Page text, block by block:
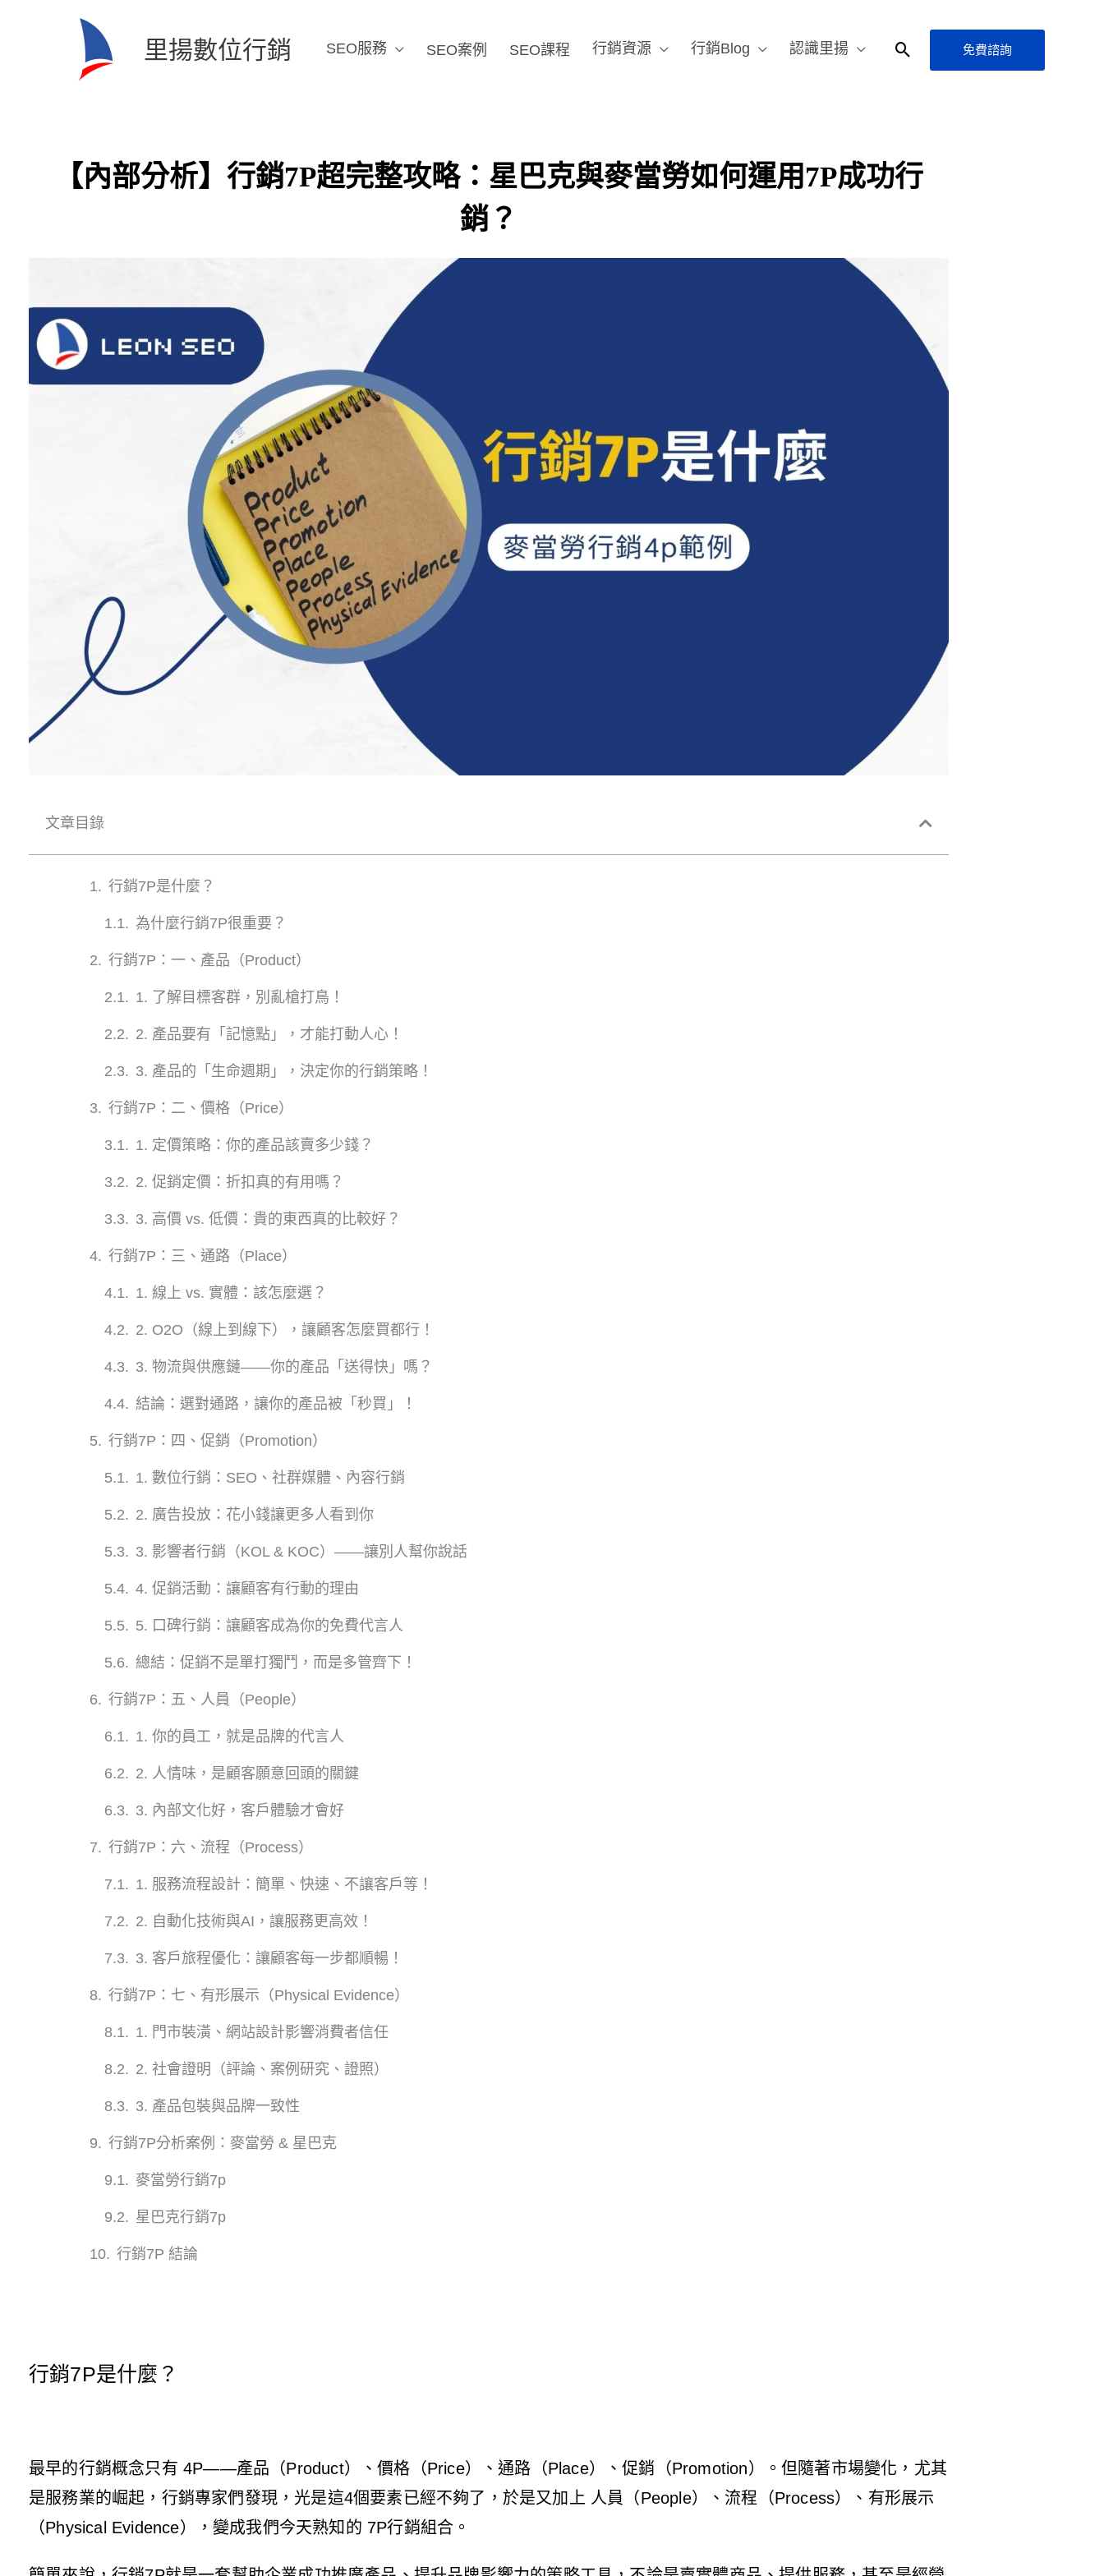
里揚數位行銷 SEO服務 SEO案例 SEO課程 行銷資源 行銷Blog 認識里揚
搜
免費諮詢
【內部分析】行銷7P超完整攻略：星巴克與麥當勞如何運用7P成功行
銷？
文章目錄
行銷7P是什麼？
為什麼行銷7P很重要？
行銷7P：一、產品（Product）
1. 了解目標客群，別亂槍打鳥！
2. 產品要有「記憶點」，才能打動人心！
3. 產品的「生命週期」，決定你的行銷策略！
行銷7P：二、價格（Price）
1. 定價策略：你的產品該賣多少錢？
2. 促銷定價：折扣真的有用嗎？
3. 高價 vs. 低價：貴的東西真的比較好？
行銷7P：三、通路（Place）
1. 線上 vs. 實體：該怎麼選？
2. O2O（線上到線下），讓顧客怎麼買都行！
3. 物流與供應鏈——你的產品「送得快」嗎？
結論：選對通路，讓你的產品被「秒買」！
行銷7P：四、促銷（Promotion）
1. 數位行銷：SEO、社群媒體、內容行銷
2. 廣告投放：花小錢讓更多人看到你
3. 影響者行銷（KOL & KOC）——讓別人幫你說話
4. 促銷活動：讓顧客有行動的理由
5. 口碑行銷：讓顧客成為你的免費代言人
總結：促銷不是單打獨鬥，而是多管齊下！
行銷7P：五、人員（People）
1. 你的員工，就是品牌的代言人
2. 人情味，是顧客願意回頭的關鍵
3. 內部文化好，客戶體驗才會好
行銷7P：六、流程（Process）
1. 服務流程設計：簡單、快速、不讓客戶等！
2. 自動化技術與AI，讓服務更高效！
3. 客戶旅程優化：讓顧客每一步都順暢！
行銷7P：七、有形展示（Physical Evidence）
1. 門市裝潢、網站設計影響消費者信任
2. 社會證明（評論、案例研究、證照）
3. 產品包裝與品牌一致性
行銷7P分析案例：麥當勞 & 星巴克
麥當勞行銷7p
星巴克行銷7p
行銷7P 結論
行銷7P是什麼？
最早的行銷概念只有 4P——產品（Product）、價格（Price）、通路（Place）、促銷（Promotion）。但隨著市場變化，尤其
是服務業的崛起，行銷專家們發現，光是這4個要素已經不夠了，於是又加上 人員（People）、流程（Process）、有形展示
（Physical Evidence），變成我們今天熟知的 7P行銷組合。